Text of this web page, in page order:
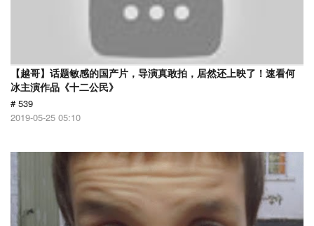
【越哥】话题敏感的国产片，导演真敢拍，居然还上映了！速看何
冰主演作品《十二公民》
# 539
2019-05-25 05:10